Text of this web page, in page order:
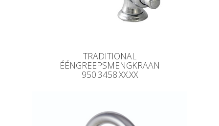
TRADITIONAL
ÉÉNGREEPSMENGKRAAN
950.3458.XX.XX